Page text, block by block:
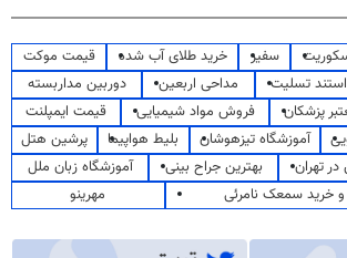
سفیر خرید طلای آب شده
قیمت موکت
استند تسلیت مداحی اربعین
دوربین مداربسته
پزشکان
فروش مواد شیمیایی
قیمت ایمپلنت
آموزشگاه تیزهوشان بلیط هواپیما
پرشین هتل
تهران
بهترین جراح بینی
آموزشگاه زبان ملل
خرید سمعک نامرئی
مهرینو